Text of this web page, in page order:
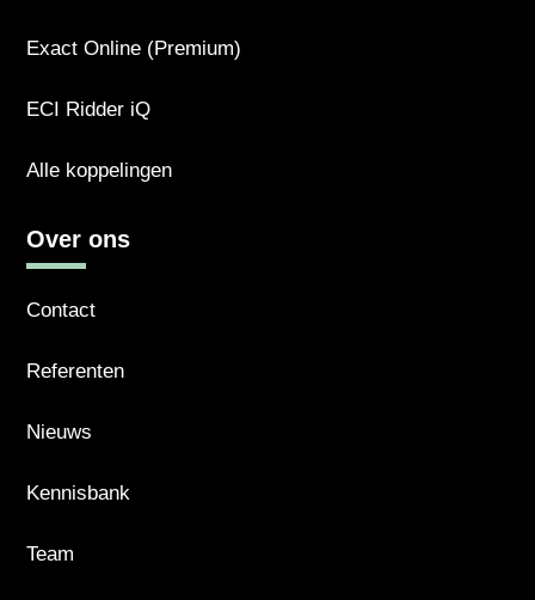
Exact Online (Premium)
ECI Ridder iQ
Alle koppelingen
Over ons
Contact
Referenten
Nieuws
Kennisbank
Team